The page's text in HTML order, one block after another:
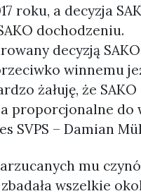
roku, a decyzja
dochodzeniu.
decyzją
winnemu
żałuję, że
proporcjonalne do
SVPS – Damian
mu
wszelkie